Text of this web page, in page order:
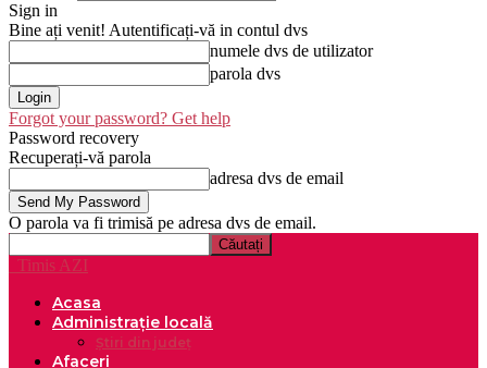
Sign in
Bine ați venit! Autentificați-vă in contul dvs
numele dvs de utilizator
parola dvs
Forgot your password? Get help
Password recovery
Recuperați-vă parola
adresa dvs de email
O parola va fi trimisă pe adresa dvs de email.
Timis AZI
Acasa
Administrație locală
Știri din județ
Afaceri